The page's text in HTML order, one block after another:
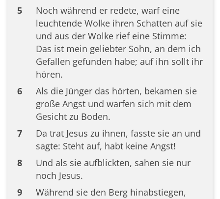
5
Noch während er redete, warf eine
leuchtende Wolke ihren Schatten auf sie
und aus der Wolke rief eine Stimme:
Das ist mein geliebter Sohn, an dem ich
Gefallen gefunden habe; auf ihn sollt ihr
hören.
6
Als die Jünger das hörten, bekamen sie
große Angst und warfen sich mit dem
Gesicht zu Boden.
7
Da trat Jesus zu ihnen, fasste sie an und
sagte: Steht auf, habt keine Angst!
8
Und als sie aufblickten, sahen sie nur
noch Jesus.
9
Während sie den Berg hinabstiegen,